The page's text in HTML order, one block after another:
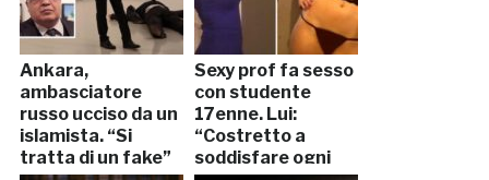
Ankara,
ambasciatore
russo ucciso da un
islamista. “Si
tratta di un fake”
Sexy prof fa sesso
con studente
17enne. Lui:
“Costretto a
soddisfare ogni